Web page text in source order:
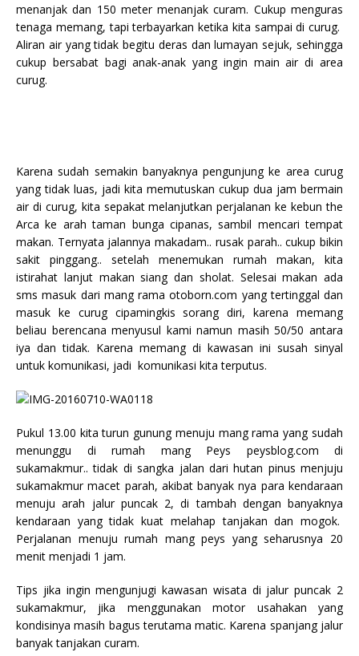
menanjak dan 150 meter menanjak curam. Cukup menguras
tenaga memang, tapi terbayarkan ketika kita sampai di curug.
Aliran air yang tidak begitu deras dan lumayan sejuk, sehingga
cukup bersabat bagi anak-anak yang ingin main air di area
curug.
Karena sudah semakin banyaknya pengunjung ke area curug
yang tidak luas, jadi kita memutuskan cukup dua jam bermain
air di curug, kita sepakat melanjutkan perjalanan ke kebun the
Arca ke arah taman bunga cipanas, sambil mencari tempat
makan. Ternyata jalannya makadam.. rusak parah.. cukup bikin
sakit pinggang.. setelah menemukan rumah makan, kita
istirahat lanjut makan siang dan sholat. Selesai makan ada
sms masuk dari mang rama otoborn.com yang tertinggal dan
masuk ke curug cipamingkis sorang diri, karena memang
beliau berencana menyusul kami namun masih 50/50 antara
iya dan tidak. Karena memang di kawasan ini susah sinyal
untuk komunikasi, jadi komunikasi kita terputus.
Pukul 13.00 kita turun gunung menuju mang rama yang sudah
menunggu di rumah mang Peys peysblog.com di
sukamakmur.. tidak di sangka jalan dari hutan pinus menjuju
sukamakmur macet parah, akibat banyak nya para kendaraan
menuju arah jalur puncak 2, di tambah dengan banyaknya
kendaraan yang tidak kuat melahap tanjakan dan mogok.
Perjalanan menuju rumah mang peys yang seharusnya 20
menit menjadi 1 jam.
Tips jika ingin mengunjugi kawasan wisata di jalur puncak 2
sukamakmur, jika menggunakan motor usahakan yang
kondisinya masih bagus terutama matic. Karena spanjang jalur
banyak tanjakan curam.